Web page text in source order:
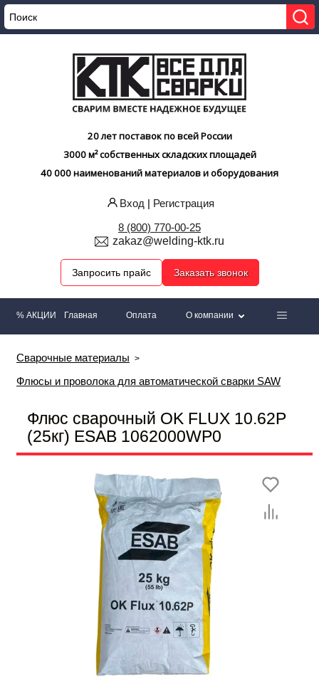
20 лет поставок по всей России
3000 м² собственных складских площадей
40 000 наименований материалов и оборудования
Вход | Регистрация
8 (800) 770-00-25
zakaz@welding-ktk.ru
Запросить прайс Заказать звонок
% АКЦИИ Главная Оплата О компании
Сварочные материалы
Флюсы и проволока для автоматической сварки SAW
Флюс сварочный OK FLUX 10.62Р
(25кг) ESAB 1062000WP0